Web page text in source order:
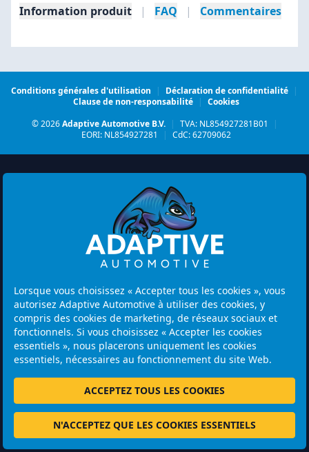
Lorsque vous choisissez « Accepter tous les cookies », vous
autorisez Adaptive Automotive à utiliser des cookies, y
compris des cookies de marketing, de réseaux sociaux et
fonctionnels. Si vous choisissez « Accepter les cookies
essentiels », nous placerons uniquement les cookies
essentiels, nécessaires au fonctionnement du site Web.
ACCEPTEZ TOUS LES COOKIES
N'ACCEPTEZ QUE LES COOKIES ESSENTIELS
Information produit | FAQ | Commentaires
Conditions générales d'utilisation | Déclaration de confidentialité |
Clause de non-responsabilité
| Cookies
© 2026Adaptive Automotive B.V. | TVA: NL854927281B01
|
EORI: NL854927281
| CdC: 62709062
Watermolen 29
Netherlands
Heures d'ouverture:
Attention : les visites se font uniquement sur rendez-vous.
+31 46 202 1131